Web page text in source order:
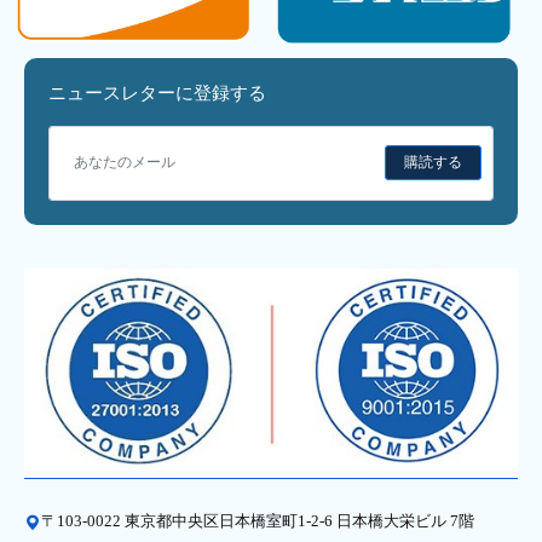
ニュースレターに登録する
購読する
〒103-0022 東京都中央区日本橋室町1-2-6 日本橋大栄ビル 7階